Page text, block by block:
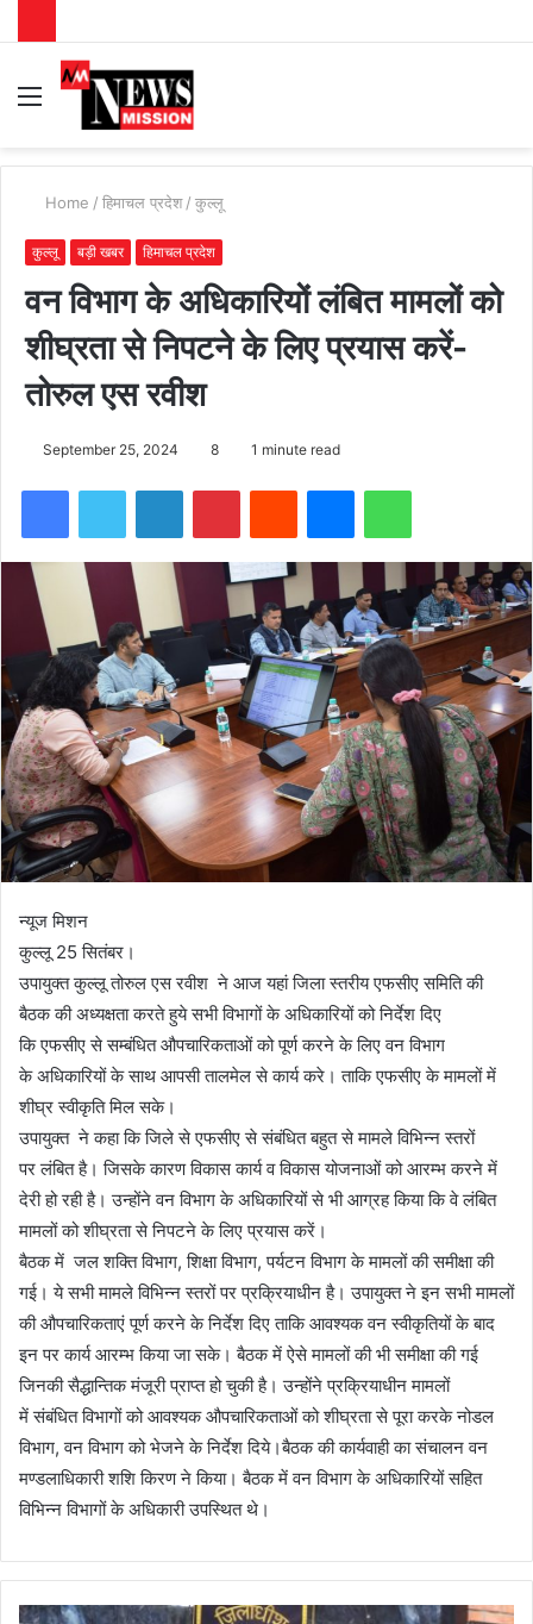
Menu
Home / हिमाचल प्रदेश / कुल्लू
कुल्लू बड़ी खबर हिमाचल प्रदेश
वन विभाग के अधिकारियों लंबित मामलों को
शीघ्रता से निपटने के लिए प्रयास करें-
तोरुल एस रवीश
September 25, 2024 8 1 minute read
न्यूज मिशन
कुल्लू 25 सितंबर।
उपायुक्त कुल्लू तोरुल एस रवीश ने आज यहां जिला स्तरीय एफसीए समिति की
बैठक की अध्यक्षता करते हुये सभी विभागों के अधिकारियों को निर्देश दिए
कि एफसीए से सम्बंधित औपचारिकताओं को पूर्ण करने के लिए वन विभाग
के अधिकारियों के साथ आपसी तालमेल से कार्य करे। ताकि एफसीए के मामलों में
शीघ्र स्वीकृति मिल सके।
उपायुक्त ने कहा कि जिले से एफसीए से संबंधित बहुत से मामले विभिन्न स्तरों
पर लंबित है। जिसके कारण विकास कार्य व विकास योजनाओं को आरम्भ करने में
देरी हो रही है। उन्होंने वन विभाग के अधिकारियों से भी आग्रह किया कि वे लंबित
मामलों को शीघ्रता से निपटने के लिए प्रयास करें।
बैठक में जल शक्ति विभाग, शिक्षा विभाग, पर्यटन विभाग के मामलों की समीक्षा की
गई। ये सभी मामले विभिन्न स्तरों पर प्रक्रियाधीन है। उपायुक्त ने इन सभी मामलों
की औपचारिकताएं पूर्ण करने के निर्देश दिए ताकि आवश्यक वन स्वीकृतियों के बाद
इन पर कार्य आरम्भ किया जा सके। बैठक में ऐसे मामलों की भी समीक्षा की गई
जिनकी सैद्धान्तिक मंजूरी प्राप्त हो चुकी है। उन्होंने प्रक्रियाधीन मामलों
में संबंधित विभागों को आवश्यक औपचारिकताओं को शीघ्रता से पूरा करके नोडल
विभाग, वन विभाग को भेजने के निर्देश दिये।बैठक की कार्यवाही का संचालन वन
मण्डलाधिकारी शशि किरण ने किया। बैठक में वन विभाग के अधिकारियों सहित
विभिन्न विभागों के अधिकारी उपस्थित थे।